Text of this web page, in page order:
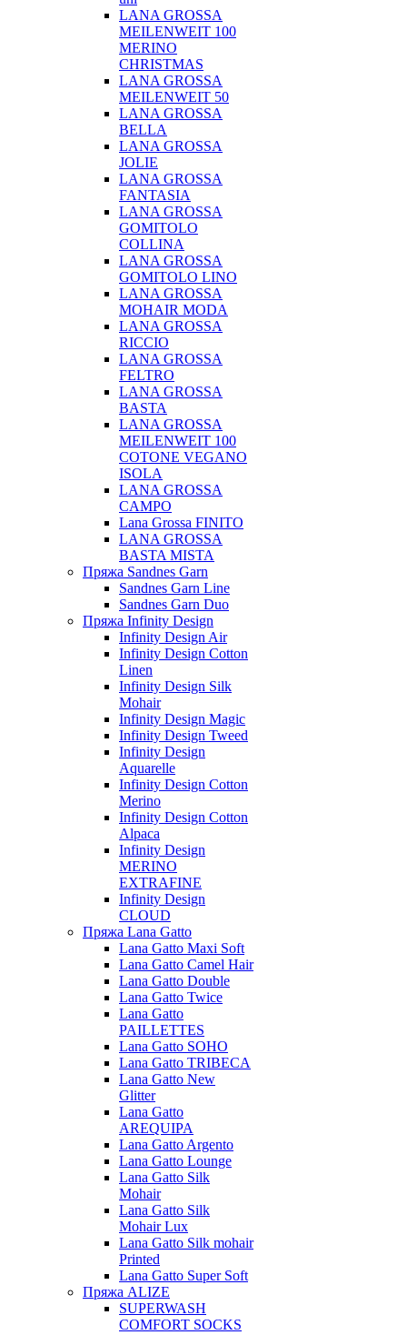
LANA GROSSA
MEILENWEIT 100
MERINO
CHRISTMAS
LANA GROSSA
MEILENWEIT 50
LANA GROSSA
BELLA
LANA GROSSA
JOLIE
LANA GROSSA
FANTASIA
LANA GROSSA
GOMITOLO
COLLINA
LANA GROSSA
GOMITOLO LINO
LANA GROSSA
MOHAIR MODA
LANA GROSSA
RICCIO
LANA GROSSA
FELTRO
LANA GROSSA
BASTA
LANA GROSSA
MEILENWEIT 100
COTONE VEGANO
ISOLA
LANA GROSSA
CAMPO
Lana Grossa FINITO
LANA GROSSA
BASTA MISTA
Пряжа Sandnes Garn
Sandnes Garn Line
Sandnes Garn Duo
Пряжа Infinity Design
Infinity Design Air
Infinity Design Cotton
Linen
Infinity Design Silk
Mohair
Infinity Design Magic
Infinity Design Tweed
Infinity Design
Aquarelle
Infinity Design Cotton
Merino
Infinity Design Cotton
Alpaca
Infinity Design
MERINO
EXTRAFINE
Infinity Design
CLOUD
Пряжа Lana Gatto
Lana Gatto Maxi Soft
Lana Gatto Camel Hair
Lana Gatto Double
Lana Gatto Twice
Lana Gatto
PAILLETTES
Lana Gatto SOHO
Lana Gatto TRIBECA
Lana Gatto New
Glitter
Lana Gatto
AREQUIPA
Lana Gatto Argento
Lana Gatto Lounge
Lana Gatto Silk
Mohair
Lana Gatto Silk
Mohair Lux
Lana Gatto Silk mohair
Printed
Lana Gatto Super Soft
Пряжа ALIZE
SUPERWASH
COMFORT SOCKS